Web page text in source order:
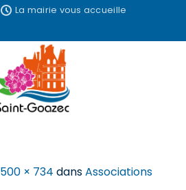
La mairie vous accueille
500 × 734 dansAssociations